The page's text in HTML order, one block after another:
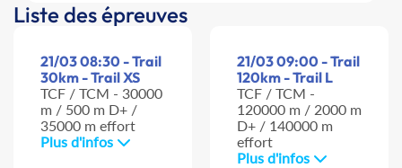
Liste des épreuves
21/03 08:30 - Trail
30km - Trail XS
TCF / TCM - 30000
m / 500 m D+ /
35000 m effort
Plus d'infos
21/03 09:00 - Trail
120km - Trail L
TCF / TCM -
120000 m / 2000 m
D+ / 140000 m
effort
Plus d'infos